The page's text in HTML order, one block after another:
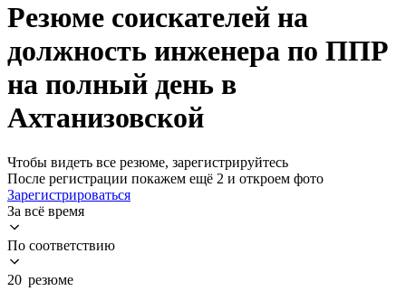
Резюме соискателей на
должность инженера по ППР
на полный день в
Ахтанизовской
Чтобы видеть все резюме, зарегистрируйтесь
После регистрации покажем ещё 2 и откроем фото
Зарегистрироваться
За всё время
По соответствию
20 резюме